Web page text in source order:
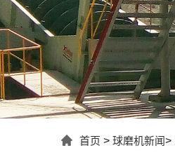
首页 > 球磨机新闻>